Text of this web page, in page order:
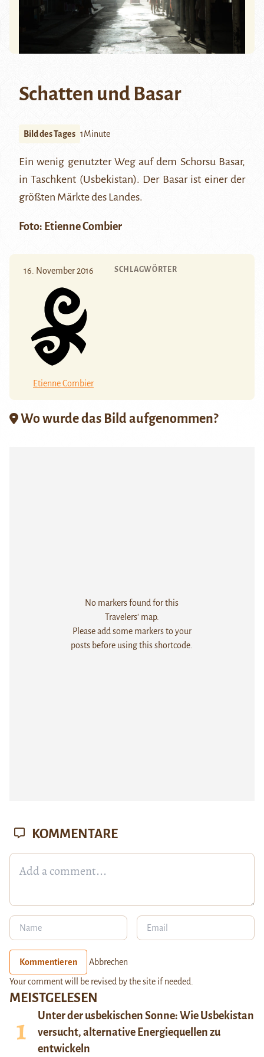
Schatten und Basar
Bild des Tages 1Minute
Ein wenig genutzter Weg auf dem Schorsu Basar,
in Taschkent (Usbekistan). Der Basar ist einer der
größten Märkte des Landes.
Foto: Etienne Combier
16. November 2016
Etienne Combier
SCHLAGWÖRTER
Wo wurde das Bild aufgenommen?
No markers found for this
Travelers' map.
Please add some markers to your
posts before using this shortcode.
MEISTGELESEN
Unter der usbekischen Sonne: Wie Usbekistan
versucht, alternative Energiequellen zu
entwickeln
KOMMENTARE
Kommentieren Abbrechen
Your comment will be revised by the site if needed.